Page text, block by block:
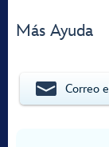
Más Ayuda
Correo